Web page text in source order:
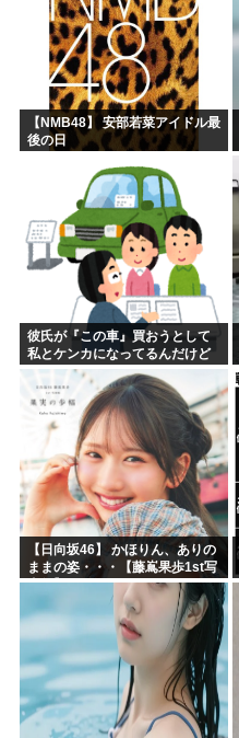
【NMB48】 安部若菜アイドル最
後の日
彼氏が『この車』買おうとして
私とケンカになってるんだけど
ｗｗｗｗｗｗ
【日向坂46】 かほりん、ありの
ままの姿・・・【藤嶌果歩1st写
真集】